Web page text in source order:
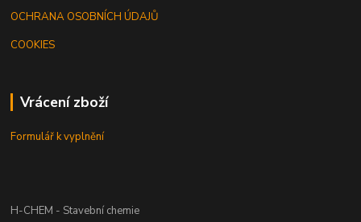
OCHRANA OSOBNÍCH ÚDAJŮ
COOKIES
Vrácení zboží
Formulář k vyplnění
H-CHEM - Stavební chemie